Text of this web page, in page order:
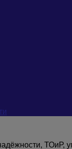
ТОиР,